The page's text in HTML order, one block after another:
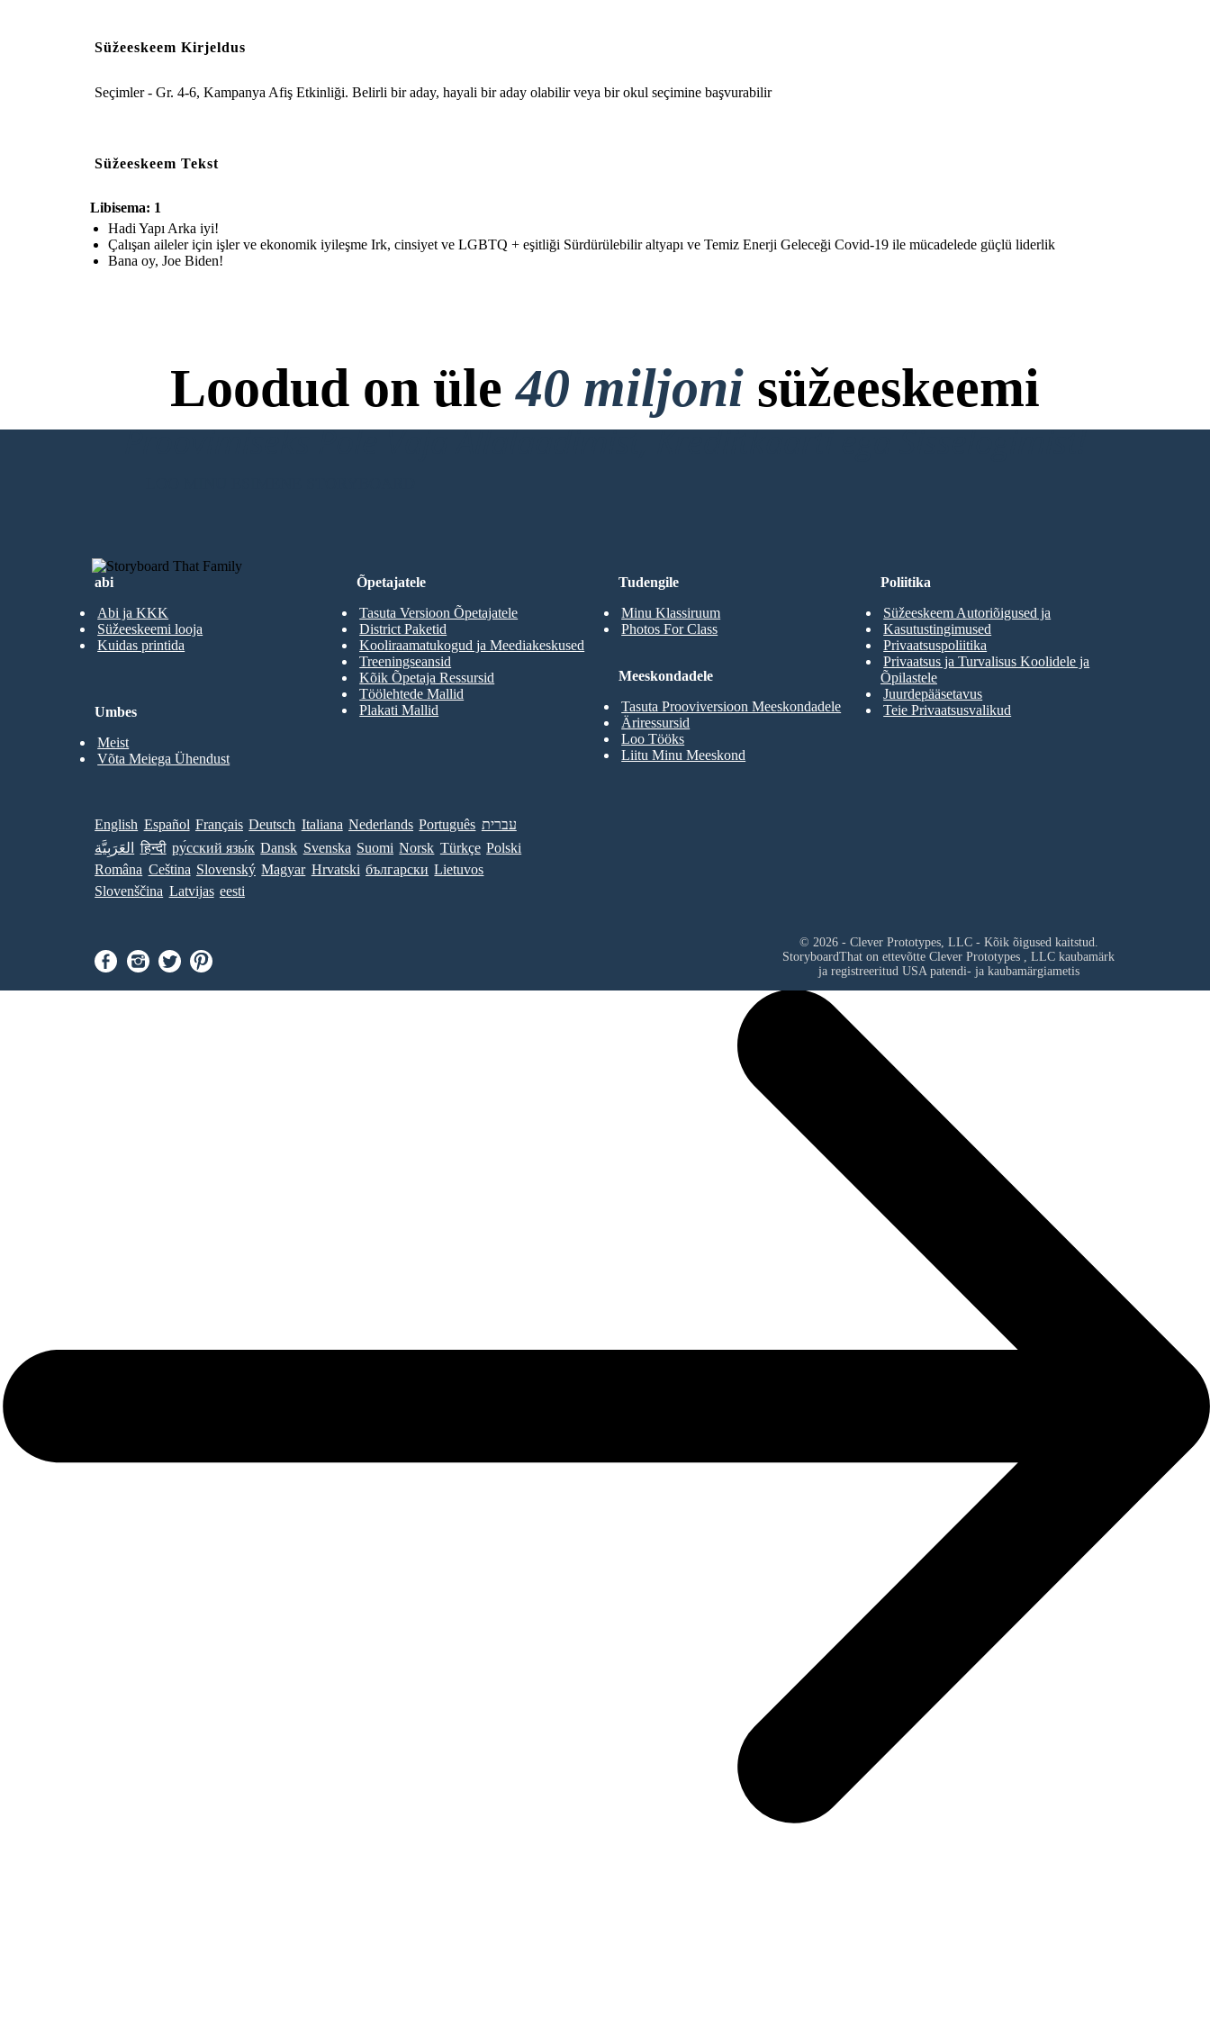
Süžeeskeem Kirjeldus
Seçimler - Gr. 4-6, Kampanya Afiş Etkinliği. Belirli bir aday, hayali bir aday olabilir veya bir okul seçimine başvurabilir
Süžeeskeem Tekst
Libisema: 1
Hadi Yapı Arka iyi!
Çalışan aileler için işler ve ekonomik iyileşme Irk, cinsiyet ve LGBTQ + eşitliği Sürdürülebilir altyapı ve Temiz Enerji Geleceği Covid-19 ile mücadelede güçlü liderlik
Bana oy, Joe Biden!
Loodud on üle40 miljoni süžeeskeemi
Proovimiseks Pole Vaja Allalaadimist, Krediitkaarti ega Sisselogimist!
abi
Abi ja KKK
Süžeeskeemi looja
Kuidas printida
Tudengile
Minu Klassiruum
Photos For Class
Õpetajatele
Tasuta Versioon Õpetajatele
District Paketid
Kooliraamatukogud ja Meediakeskused
Treeningseansid
Kõik Õpetaja Ressursid
Töölehtede Mallid
Plakati Mallid
Meeskondadele
Tasuta Prooviversioon Meeskondadele
Äriressursid
Loo Tööks
Liitu Minu Meeskond
Umbes
Meist
Võta Meiega Ühendust
Poliitika
Süžeeskeem Autoriõigused ja
Kasutustingimused
Privaatsuspoliitika
Privaatsus ja Turvalisus Koolidele ja
Õpilastele
Juurdepääsetavus
Teie Privaatsusvalikud
English Español Français Deutsch Italiana Nederlands Português עברית
العَرَبِيَّة
हिन्दी ру́сский язы́к Dansk Svenska Suomi Norsk Türkçe Polski
Româna Ceština Slovenský Magyar Hrvatski български Lietuvos
Slovenščina Latvijas eesti
© 2026 - Clever Prototypes, LLC - Kõik õigused kaitstud.
StoryboardThat on ettevõtte Clever Prototypes , LLC kaubamärk
ja registreeritud USA patendi- ja kaubamärgiametis